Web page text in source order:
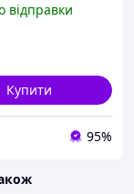
для зручного
FLAME
відправки
Купити
95%